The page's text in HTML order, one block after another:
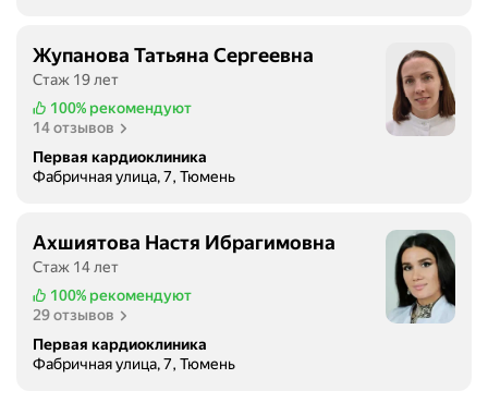
Жупанова Татьяна Сергеевна
Стаж 19 лет
100% рекомендуют
14 отзывов
Первая кардиоклиника
Фабричная улица, 7, Тюмень
Ахшиятова Настя Ибрагимовна
Стаж 14 лет
100% рекомендуют
29 отзывов
Первая кардиоклиника
Фабричная улица, 7, Тюмень